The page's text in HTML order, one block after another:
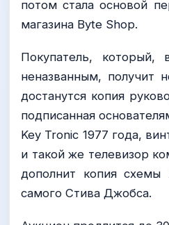
потом стала основой
магазина Byte Shop.
Покупатель, который,
неназванным, получит
достанутся копия
подписанная
Key Tronic 1977 года,
и такой же телевизор
дополнит копия
самого Стива Джобса.